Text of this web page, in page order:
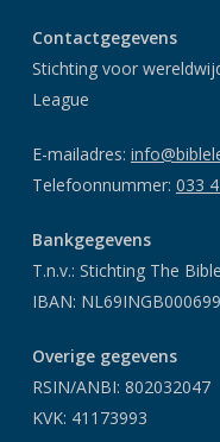
Contactgegevens
Stichting voor
League
E-mailadres:
Telefoonnummer: 033
Bankgegevens
T.n.v.: Stichting The
IBAN:
Overige gegevens
RSIN/ANBI: 802032047
KVK: 41173993